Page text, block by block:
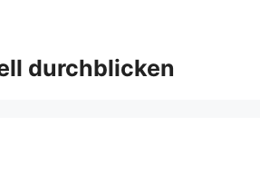
durchblicken